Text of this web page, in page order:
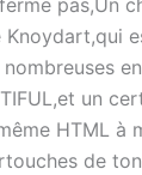
pas,Un
Knoydart,qui
un
HTML à
de